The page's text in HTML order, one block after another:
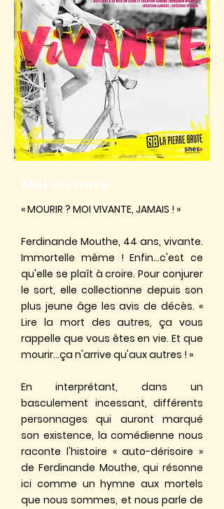
Moi vivante...
« MOURIR ? MOI VIVANTE, JAMAIS ! »
Ferdinande Mouthe, 44 ans, vivante.
Immortelle même ! Enfin...c'est ce
qu'elle se plaît à croire. Pour conjurer
le sort, elle collectionne depuis son
plus jeune âge les avis de décès. «
Lire la mort des autres, ça vous
rappelle que vous êtes en vie. Et que
mourir...ça n'arrive qu'aux autres ! »
En interprétant, dans un
basculement incessant, différents
personnages qui auront marqué
son existence, la comédienne nous
raconte l'histoire « auto-dérisoire »
de Ferdinande Mouthe, qui résonne
ici comme un hymne aux mortels
que nous sommes, et nous parle de